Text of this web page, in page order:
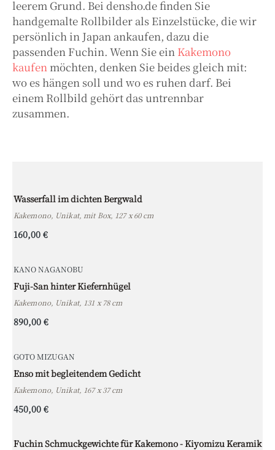
leerem Grund. Bei densho.de finden Sie
handgemalte Rollbilder als Einzelstücke, die wir
persönlich in Japan ankaufen, dazu die
passenden Fuchin. Wenn Sie ein Kakemono
kaufen möchten, denken Sie beides gleich mit:
wo es hängen soll und wo es ruhen darf. Bei
einem Rollbild gehört das untrennbar
zusammen.
Wasserfall im dichten Bergwald
Kakemono, Unikat, mit Box, 127 x 60 cm
160,00 €
KANO NAGANOBU
Fuji-San hinter Kiefernhügel
Kakemono, Unikat, 131 x 78 cm
890,00 €
GOTO MIZUGAN
Enso mit begleitendem Gedicht
Kakemono, Unikat, 167 x 37 cm
450,00 €
Fuchin Schmuckgewichte für Kakemono - Kiyomizu Keramik